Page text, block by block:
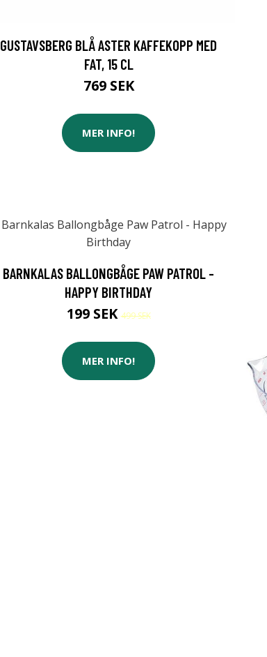
GUSTAVSBERG BLÅ ASTER KAFFEKOPP MED
FAT, 15 CL
769 SEK
MER INFO!
BARNKALAS BALLONGBÅGE PAW PATROL -
HAPPY BIRTHDAY
199 SEK499 SEK
MER INFO!